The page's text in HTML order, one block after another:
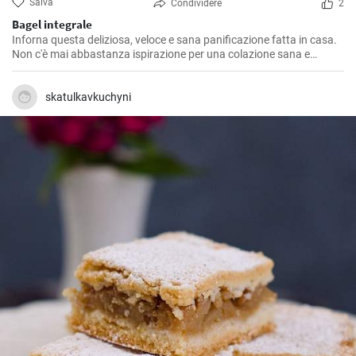
Salva Condividere 2
Bagel integrale
Inforna questa deliziosa, veloce e sana panificazione fatta in casa.
Non c'è mai abbastanza ispirazione per una colazione sana e
gustosa.
skatulkavkuchyni